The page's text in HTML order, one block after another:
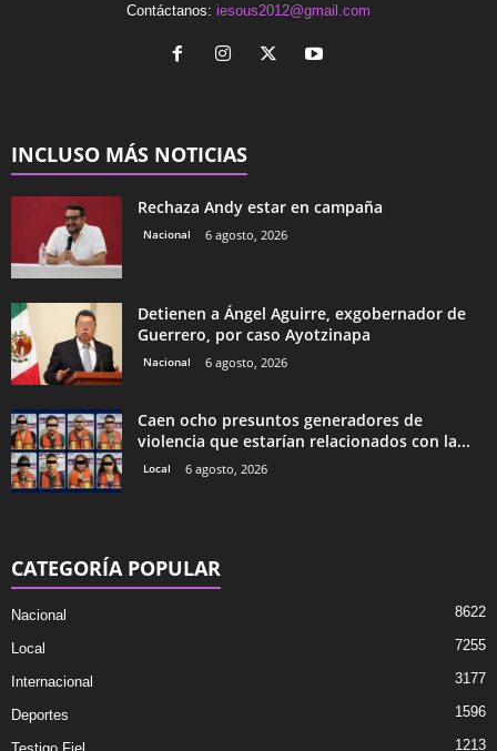
Contáctanos: iesous2012@gmail.com
INCLUSO MÁS NOTICIAS
Rechaza Andy estar en campaña
Nacional 6 agosto, 2026
Detienen a Ángel Aguirre, exgobernador de
Guerrero, por caso Ayotzinapa
Nacional 6 agosto, 2026
Caen ocho presuntos generadores de
violencia que estarían relacionados con la...
Local 6 agosto, 2026
CATEGORÍA POPULAR
Nacional 8622
Local 7255
Internacional 3177
Deportes 1596
1213